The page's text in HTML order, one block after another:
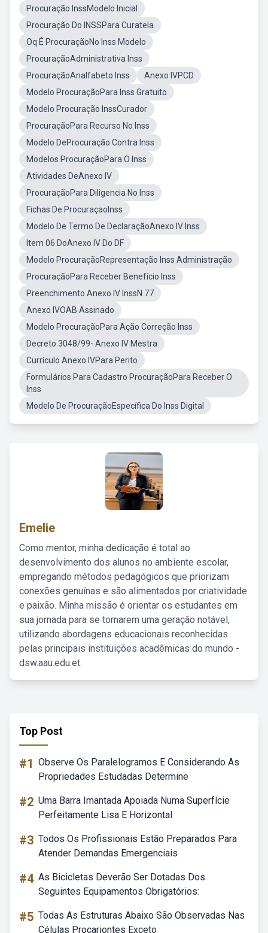
Procuração InssModelo Inicial
Procuração Do INSSPara Curatela
Oq É ProcuraçãoNo Inss Modelo
ProcuraçãoAdministrativa Inss
ProcuraçãoAnalfabeto Inss
Anexo IVPCD
Modelo ProcuraçãoPara Inss Gratuito
Modelo Procuração InssCurador
ProcuraçãoPara Recurso No Inss
Modelo DeProcuração Contra Inss
Modelos ProcuraçãoPara O Inss
Atividades DeAnexo IV
ProcuraçãoPara Diligencia No Inss
Fichas De ProcuraçaoInss
Modelo De Termo De DeclaraçãoAnexo IV Inss
Item 06 DoAnexo IV Do DF
Modelo ProcuraçãoRepresentação Inss Administração
ProcuraçãoPara Receber Benefício Inss
Preenchimento Anexo IV InssN 77
Anexo IVOAB Assinado
Modelo ProcuraçãoPara Ação Correção Inss
Decreto 3048/99- Anexo IV Mestra
Currículo Anexo IVPara Perito
Formulários Para Cadastro ProcuraçãoPara Receber O
Inss
Modelo De ProcuraçãoEspecífica Do Inss Digital
Emelie
Como mentor, minha dedicação é total ao
desenvolvimento dos alunos no ambiente escolar,
empregando métodos pedagógicos que priorizam
conexões genuínas e são alimentados por criatividade
e paixão. Minha missão é orientar os estudantes em
sua jornada para se tornarem uma geração notável,
utilizando abordagens educacionais reconhecidas
pelas principais instituições acadêmicas do mundo -
dsw.aau.edu.et.
Top Post
#1 Observe Os Paralelogramos E Considerando As
Propriedades Estudadas Determine
#2 Uma Barra Imantada Apoiada Numa Superfície
Perfeitamente Lisa E Horizontal
#3 Todos Os Profissionais Estão Preparados Para
Atender Demandas Emergenciais
#4 As Bicicletas Deverão Ser Dotadas Dos
Seguintes Equipamentos Obrigatórios:
#5 Todas As Estruturas Abaixo São Observadas Nas
Células Procariontes Exceto